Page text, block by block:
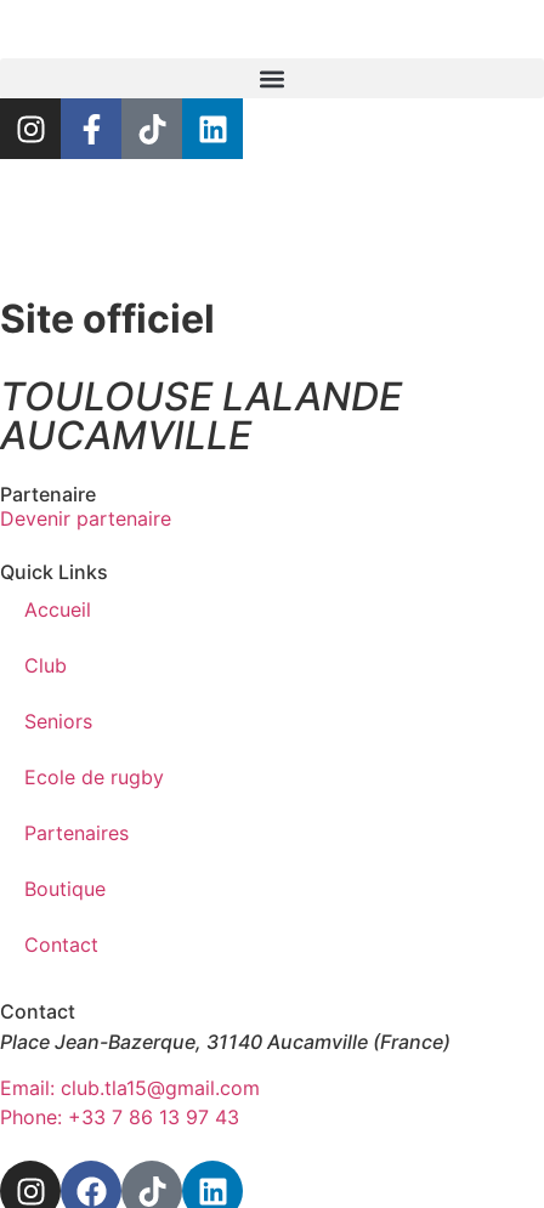
Site officiel
TOULOUSE LALANDE
AUCAMVILLE
Partenaire
Devenir partenaire
Quick Links
Accueil
Club
Seniors
Ecole de rugby
Partenaires
Boutique
Contact
Contact
Place Jean-Bazerque, 31140 Aucamville (France)
Email: club.tla15@gmail.com
Phone: +33 7 86 13 97 43